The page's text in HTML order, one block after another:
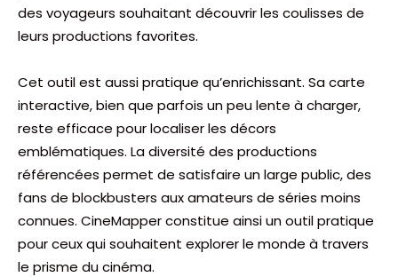
des voyageurs souhaitant découvrir les coulisses de
leurs productions favorites.
Cet outil est aussi pratique qu’enrichissant. Sa carte
interactive, bien que parfois un peu lente à charger,
reste efficace pour localiser les décors
emblématiques. La diversité des productions
référencées permet de satisfaire un large public, des
fans de blockbusters aux amateurs de séries moins
connues. CineMapper constitue ainsi un outil pratique
pour ceux qui souhaitent explorer le monde à travers
le prisme du cinéma.